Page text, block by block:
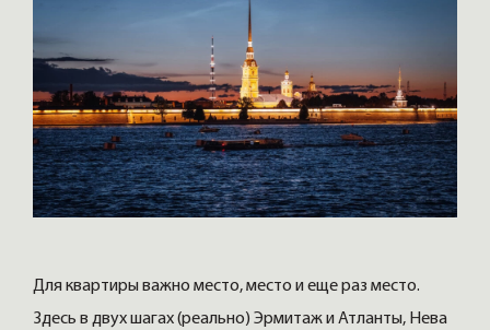
Для квартиры важно место, место и еще раз место.
Здесь в двух шагах (реально) Эрмитаж и Атланты, Нева